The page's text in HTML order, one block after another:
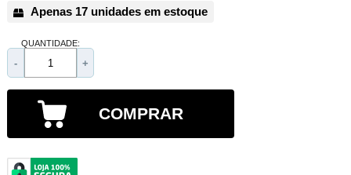
Apenas 17 unidades em estoque
QUANTIDADE:
- +
COMPRAR